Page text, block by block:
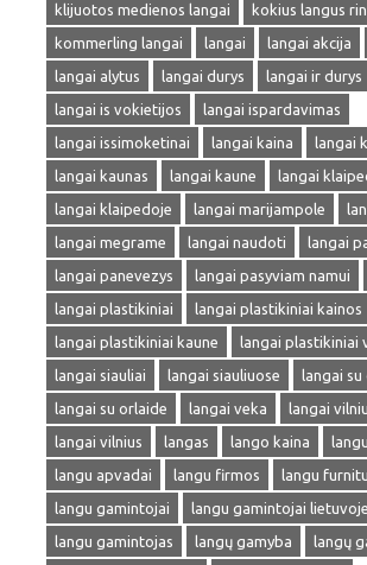
klijuotos medienos langai
kokius langus
kommerling langai
langai langai akcija
langai alytus
langai durys
langai ir durys
langai is vokietijos
langai ispardavimas
langai issimoketinai
langai kaina
langai
langai kaunas
langai kaune
langai
langai klaipedoje
langai marijampole
langai megrame
langai naudoti
langai
langai panevezys
langai pasyviam namui
langai plastikiniai
langai plastikiniai kainos
langai plastikiniai kaune
langai plastikiniai
langai siauliai
langai siauliuose
langai
langai su orlaide
langai veka
langai
langai vilnius
langas lango kaina
langu apvadai
langu firmos
langu
langu gamintojai
langu gamintojai lietuvoje
langu gamintojas
langų gamyba
langų